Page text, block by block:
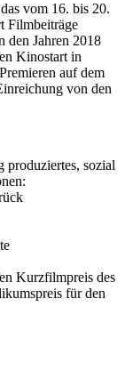
vom 16. bis 20.
Filmbeiträge
den Jahren 2018
Kinostart in
auf dem
von den
produziertes, sozial
Kurzfilmpreis des
für den